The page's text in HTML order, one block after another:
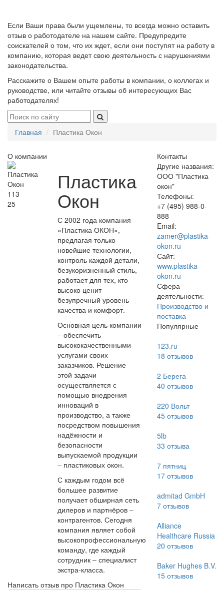
Если Ваши права были ущемлены, то всегда можно оставить
отзыв о работодателе на нашем сайте. Предупредите
соискателей о том, что их ждет, если они поступят на работу в
компанию, которая ведет свою деятельность с нарушениями
законодательства.
Расскажите о Вашем опыте работы в компании, о коллегах и
руководстве, или читайте отзывы об интересующих Вас
работодателях!
Главная Пластика Окон
О компании
113
25
Пластика
Окон
С 2002 года компания
«Пластика ОКОН»,
предлагая только
новейшие технологии,
контроль каждой детали,
безукоризненный стиль,
работает для тех, кто
высоко ценит
безупречный уровень
качества и комфорт.
Основная цель компании
– обеспечить
высококачественными
услугами своих
заказчиков. Решение
этой задачи
осуществляется с
помощью внедрения
инноваций в
производство, а также
посредством повышения
надёжности и
безопасности
выпускаемой продукции
– пластиковых окон.
С каждым годом всё
большее развитие
получает обширная сеть
дилеров и партнёров –
контрагентов. Сегодня
компания являет собой
высокопрофессиональную
команду, где каждый
сотрудник – специалист
экстра-класса.
Написать отзыв про Пластика Окон
Контакты
Другие названия:
ООО "Пластика
окон"
Телефоны:
+7 (495) 988-0-
888
Email:
zamer@plastika-
okon.ru
Сайт:
www.plastika-
okon.ru
Сфера
деятельности:
Производство и
поставка
Популярные
123.ru
18 отзывов
2 Берега
40 отзывов
220 Вольт
45отзывов
5lb
33 отзыва
7 пятниц
17отзывов
admitad GmbH
7отзывов
Alliance
Healthcare Russia
20 отзывов
Baker Hughes B.V.
15отзывов